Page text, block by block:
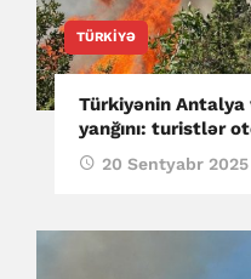
TÜRKIYƏ
Türkiyənin
yanğını: turistlər
20 Sentyabr 2025